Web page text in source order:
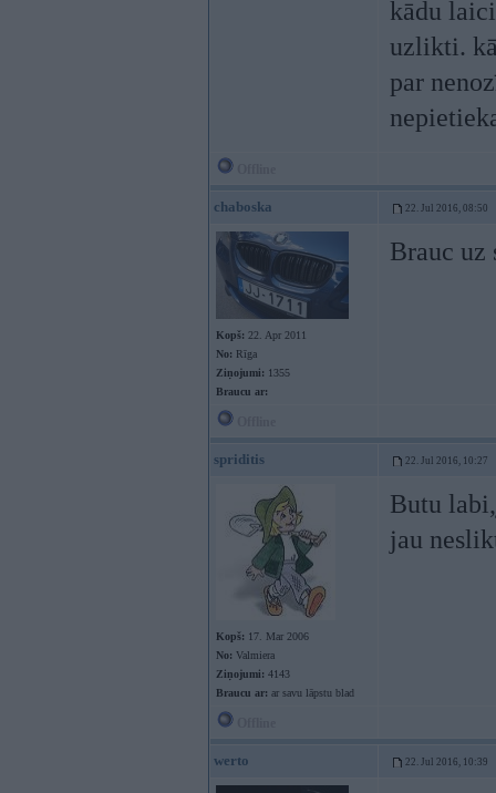
kādu
uzlikti.
par
chaboska 22. Jul 2016, 08:50
Kopš: 22. Apr 2011
No: Rīga
Ziņojumi: 1355
Braucu ar:
Brauc uz
spriditis 22. Jul 2016, 10:27
Kopš: 17. Mar 2006
No: Valmiera
Ziņojumi: 4143
Braucu ar: ar savu lāpstu blad
Butu
jau
werto 22. Jul 2016, 10:39